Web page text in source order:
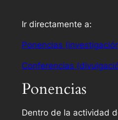
Ir directamente a:
Ponencias
Conferencias
Ponencias
Dentro de la actividad